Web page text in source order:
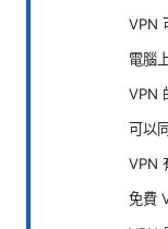
VPN
電腦
VPN
可以
VPN
免費